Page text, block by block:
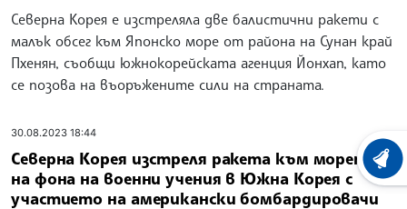
Северна Корея е изстреляла две балистични ракети с
малък обсег към Японско море от района на Сунан край
Пхенян, съобщи южнокорейската агенция Йонхап, като
се позова на въоръжените сили на страната.
30.08.2023 18:44
Северна Корея изстреля ракета към морето
на фона на военни учения в Южна Корея с
участието на американски бомбардировачи